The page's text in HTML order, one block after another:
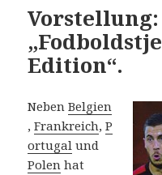
Vorstellung:
Edition“.
NebenBelgien
,Frankreich,P
ortugal und
Polen hat